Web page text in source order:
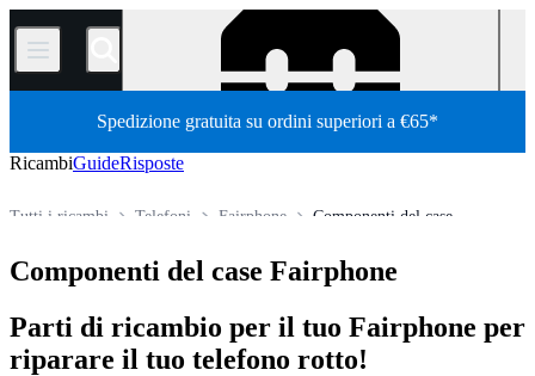
/
Spedizione gratuita su ordini superiori a €65*
RicambiGuideRisposte
Componenti del case
Fairphone
Telefoni
Tutti i ricambi
Componenti del case Fairphone
Parti di ricambio per il tuo Fairphone per
riparare il tuo telefono rotto!